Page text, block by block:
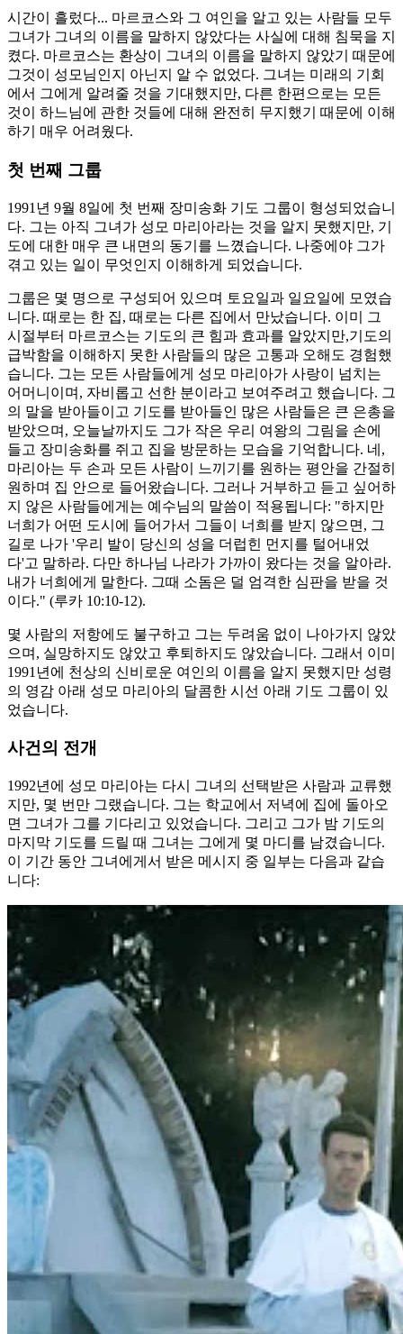
시간이 흘렀다... 마르코스와 그 여인을 알고 있는 사람들 모두
그녀가 그녀의 이름을 말하지 않았다는 사실에 대해 침묵을 지
켰다. 마르코스는 환상이 그녀의 이름을 말하지 않았기 때문에
그것이 성모님인지 아닌지 알 수 없었다. 그녀는 미래의 기회
에서 그에게 알려줄 것을 기대했지만, 다른 한편으로는 모든
것이 하느님에 관한 것들에 대해 완전히 무지했기 때문에 이해
하기 매우 어려웠다.
첫 번째 그룹
1991년 9월 8일에 첫 번째 장미송화 기도 그룹이 형성되었습니
다. 그는 아직 그녀가 성모 마리아라는 것을 알지 못했지만, 기
도에 대한 매우 큰 내면의 동기를 느꼈습니다. 나중에야 그가
겪고 있는 일이 무엇인지 이해하게 되었습니다.
그룹은 몇 명으로 구성되어 있으며 토요일과 일요일에 모였습
니다. 때로는 한 집, 때로는 다른 집에서 만났습니다. 이미 그
시절부터 마르코스는 기도의 큰 힘과 효과를 알았지만,기도의
급박함을 이해하지 못한 사람들의 많은 고통과 오해도 경험했
습니다. 그는 모든 사람들에게 성모 마리아가 사랑이 넘치는
어머니이며, 자비롭고 선한 분이라고 보여주려고 했습니다. 그
의 말을 받아들이고 기도를 받아들인 많은 사람들은 큰 은총을
받았으며, 오늘날까지도 그가 작은 우리 여왕의 그림을 손에
들고 장미송화를 쥐고 집을 방문하는 모습을 기억합니다. 네,
마리아는 두 손과 모든 사람이 느끼기를 원하는 평안을 간절히
원하며 집 안으로 들어왔습니다. 그러나 거부하고 듣고 싶어하
지 않은 사람들에게는 예수님의 말씀이 적용됩니다: "하지만
너희가 어떤 도시에 들어가서 그들이 너희를 받지 않으면, 그
길로 나가 '우리 발이 당신의 성을 더럽힌 먼지를 털어내었
다'고 말하라. 다만 하나님 나라가 가까이 왔다는 것을 알아라.
내가 너희에게 말한다. 그때 소돔은 덜 엄격한 심판을 받을 것
이다." (루카 10:10-12).
몇 사람의 저항에도 불구하고 그는 두려움 없이 나아가지 않았
으며, 실망하지도 않았고 후퇴하지도 않았습니다. 그래서 이미
1991년에 천상의 신비로운 여인의 이름을 알지 못했지만 성령
의 영감 아래 성모 마리아의 달콤한 시선 아래 기도 그룹이 있
었습니다.
사건의 전개
1992년에 성모 마리아는 다시 그녀의 선택받은 사람과 교류했
지만, 몇 번만 그랬습니다. 그는 학교에서 저녁에 집에 돌아오
면 그녀가 그를 기다리고 있었습니다. 그리고 그가 밤 기도의
마지막 기도를 드릴 때 그녀는 그에게 몇 마디를 남겼습니다.
이 기간 동안 그녀에게서 받은 메시지 중 일부는 다음과 같습
니다: